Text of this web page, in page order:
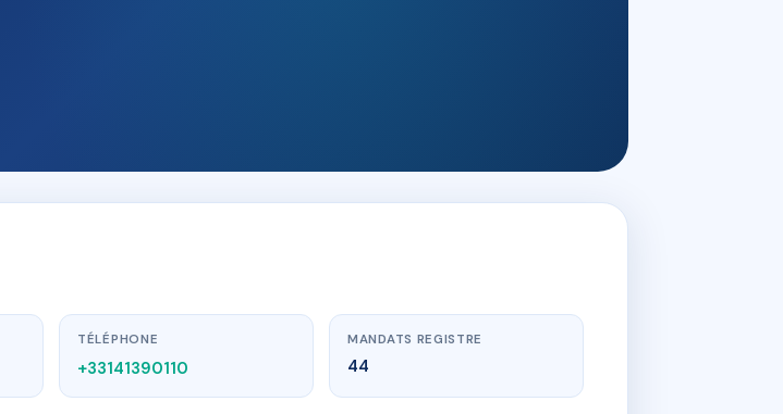
TÉLÉPHONE
+33141390110
MANDATS REGISTRE
44